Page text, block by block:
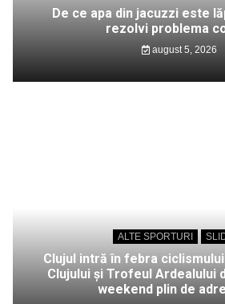
De ce apa din jacuzzi este
rezolvi problema
august 5, 2026
ALTE SPORTURI
Clujul intră în febra
Clujului și Trofeul Ardealului
weekend plin de